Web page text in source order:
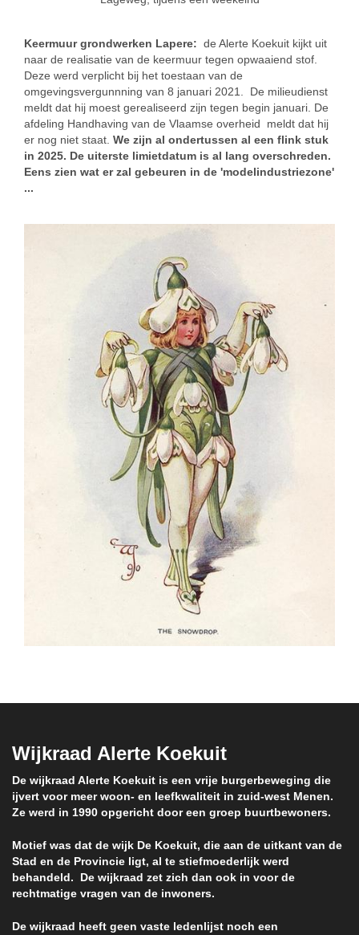
Keermuur grondwerken Lapere: de Alerte Koekuit kijkt uit
naar de realisatie van de keermuur tegen opwaaiend stof.
Deze werd verplicht bij het toestaan van de
omgevingsvergunnning van 8 januari 2021. De milieudienst
meldt dat hij moest gerealiseerd zijn tegen begin januari. De
afdeling Handhaving van de Vlaamse overheid meldt dat hij
er nog niet staat. We zijn al ondertussen al een flink stuk
in 2025. De uiterste limietdatum is al lang overschreden.
Eens zien wat er zal gebeuren in de 'modelindustriezone'
...
Wijkraad Alerte Koekuit
De wijkraad Alerte Koekuit is een vrije burgerbeweging die
ijvert voor meer woon- en leefkwaliteit in zuid-west Menen.
Ze werd in 1990 opgericht door een groep buurtbewoners.
Motief was dat de wijk De Koekuit, die aan de uitkant van de
Stad en de Provincie ligt, al te stiefmoederlijk werd
behandeld. De wijkraad zet zich dan ook in voor de
rechtmatige vragen van de inwoners.
De wijkraad heeft geen vaste ledenlijst noch een